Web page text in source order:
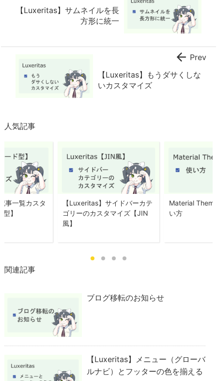
【Luxeritas】サムネイルを長
方形に統一
【Luxeritas】もうダサくしな
いカスタマイズ
 Prev
人気記事
事一覧カスタ
】
【Luxeritas】サイドバーカテ
ゴリーのカスタマイズ【JIN
風】
Material
い方
関連記事
ブログ移転のお知らせ
【Luxeritas】メニュー（グローバ
ルナビ）とフッターの色を揃える